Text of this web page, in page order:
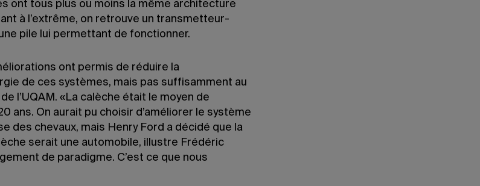
ont tous plus ou moins la même architecture
à l’extrême, on retrouve un transmetteur-
pile lui permettant de fonctionner.
ont permis de réduire la
de ces systèmes, mais pas suffisamment au
l’UQAM. «La calèche était le moyen de
ans. On aurait pu choisir d’améliorer le système
des chevaux, mais Henry Ford a décidé que la
serait une automobile, illustre Frédéric
de paradigme. C’est ce que nous